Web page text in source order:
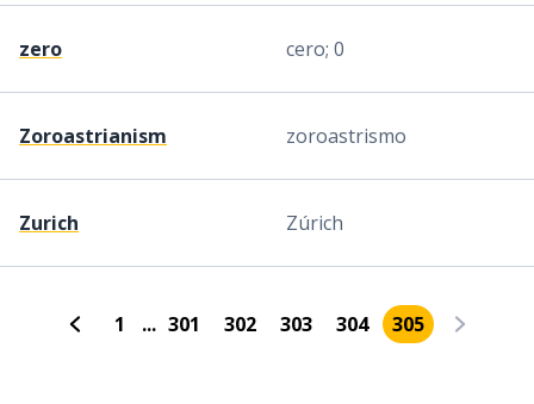
zero cero; 0
Zoroastrianism zoroastrismo
Zurich Zúrich
1 ... 301 302 303 304 305